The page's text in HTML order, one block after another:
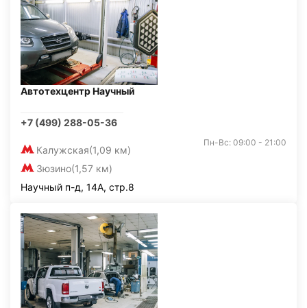
Автотехцентр Научный
+7 (499) 288-05-36
Калужская(1,09 км)
Зюзино(1,57 км)
Пн-Вс: 09:00 - 21:00
Научный п-д, 14А, стр.8